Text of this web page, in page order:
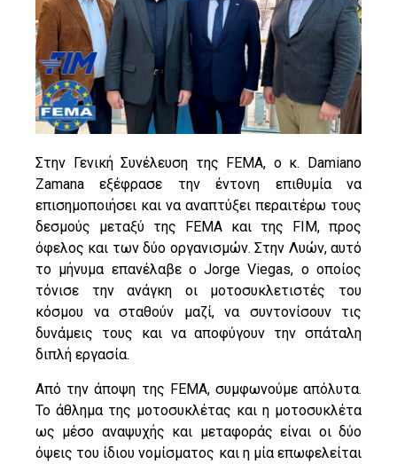
Στην Γενική Συνέλευση της FEMA, ο κ. Damiano
Zamana εξέφρασε την έντονη επιθυμία να
επισημοποιήσει και να αναπτύξει περαιτέρω τους
δεσμούς μεταξύ της FEMA και της FIM, προς
όφελος και των δύο οργανισμών. Στην Λυών, αυτό
το μήνυμα επανέλαβε ο Jorge Viegas, ο οποίος
τόνισε την ανάγκη οι μοτοσυκλετιστές του
κόσμου να σταθούν μαζί, να συντονίσουν τις
δυνάμεις τους και να αποφύγουν την σπάταλη
διπλή εργασία.
Από την άποψη της FEMA, συμφωνούμε απόλυτα.
Το άθλημα της μοτοσυκλέτας και η μοτοσυκλέτα
ως μέσο αναψυχής και μεταφοράς είναι οι δύο
όψεις του ίδιου νομίσματος και η μία επωφελείται